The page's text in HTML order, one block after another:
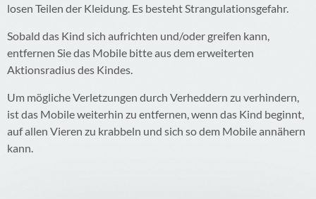
losen Teilen der Kleidung. Es besteht Strangulationsgefahr.
Sobald das Kind sich aufrichten und/oder greifen kann,
entfernen Sie das Mobile bitte aus dem erweiterten
Aktionsradius des Kindes.
Um mögliche Verletzungen durch Verheddern zu verhindern,
ist das Mobile weiterhin zu entfernen, wenn das Kind beginnt,
auf allen Vieren zu krabbeln und sich so dem Mobile annähern
kann.